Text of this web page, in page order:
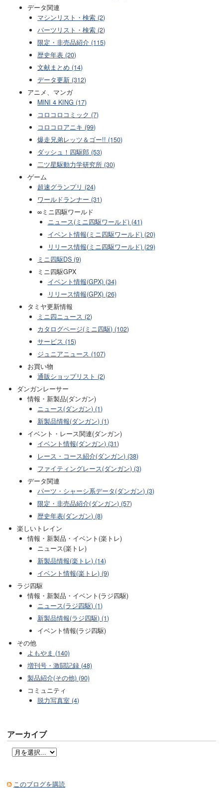
データ関連
マシンリスト・検索 (2)
パーツリスト・検索 (2)
限定・非売品紹介 (115)
歴史年表 (20)
文献まとめ (14)
データ更新 (312)
アニメ、マンガ
MINI 4 KING (17)
コロコロコミック (7)
コロコロアニキ (99)
爆走兄弟レッツ＆ゴー!! (150)
ダッシュ！四駆郎 (53)
二ツ星駆動力学研究所 (30)
ゲーム
超速グランプリ (24)
ワールドランナー (31)
∞ミニ四駆ワールド
ニュース(ミニ四駆ワールド) (41)
イベント情報(ミニ四駆ワールド) (20)
リリース情報(ミニ四駆ワールド) (29)
ミニ四駆DS (9)
ミニ四駆GPX
イベント情報(GPX) (34)
リリース情報(GPX) (26)
タミヤ更新情報
ミニ四ニュース (2)
カタログページ(ミニ四駆) (102)
サービス (15)
ジュニアニュース (107)
お買い物
通販ショップリスト (2)
ダンガンレーサー
情報・新製品(ダンガン)
ニュース(ダンガン) (1)
新製品情報(ダンガン) (1)
イベント・レース関連(ダンガン)
イベント情報(ダンガン) (31)
レース・コース紹介(ダンガン) (38)
ファイティングレース(ダンガン) (3)
データ関連
パーツ・シャーシ系データ(ダンガン) (3)
限定・非売品紹介(ダンガン) (57)
歴史年表(ダンガン) (8)
楽しいトレイン
情報・新製品・イベント(楽トレ)
ニュース(楽トレ)
新製品情報(楽トレ) (14)
イベント情報(楽トレ) (9)
ラジ四駆
情報・新製品・イベント(ラジ四駆)
ニュース(ラジ四駆) (1)
新製品情報(ラジ四駆) (1)
イベント情報(ラジ四駆)
その他
よもやま (140)
増刊号・激闘記録 (48)
製品紹介(その他) (90)
コミュニティ
脱力写真室 (4)
アーカイブ
このブログを購読